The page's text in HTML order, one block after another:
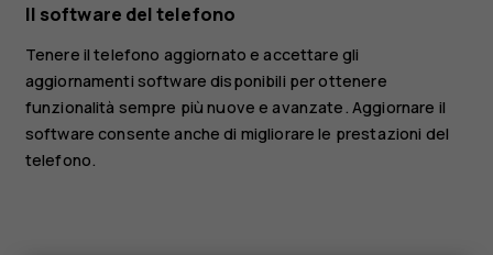
Plus
Il software del telefono
Tenere il telefono aggiornato e accettare gli
aggiornamenti software disponibili per ottenere
funzionalità sempre più nuove e avanzate. Aggiornare il
software consente anche di migliorare le prestazioni del
telefono.